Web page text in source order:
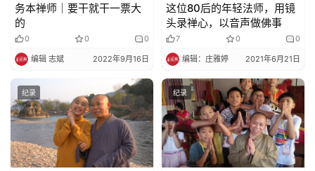
专
题
公
益
慈
务本禅师｜要干就干一票大
的
0 0 0
编辑 志斌 2022年9月16日
这位80后的年轻法师，用镜
头录禅心，以音声做佛事
7 0 0
编辑：庄雅婷 2021年6月21日
纪录 纪录